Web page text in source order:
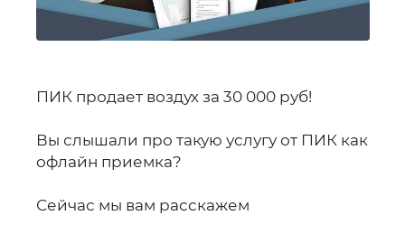
ПИК продает воздух за 30 000 руб!
Вы слышали про такую услугу от ПИК как
офлайн приемка?
Сейчас мы вам расскажем